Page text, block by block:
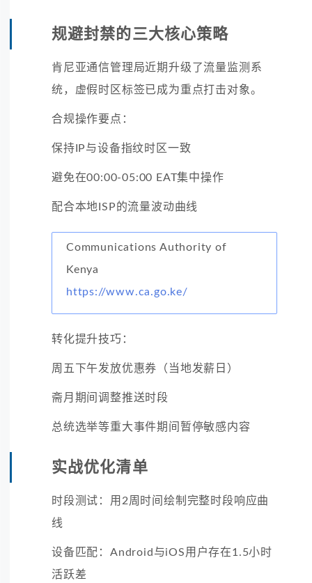
规避封禁的三大核心策略
肯尼亚通信管理局近期升级了流量监测系
统，虚假时区标签已成为重点打击对象。
合规操作要点：
保持IP与设备指纹时区一致
避免在00:00-05:00 EAT集中操作
配合本地ISP的流量波动曲线
Communications Authority of
Kenya
https://www.ca.go.ke/
转化提升技巧：
周五下午发放优惠券（当地发薪日）
斋月期间调整推送时段
总统选举等重大事件期间暂停敏感内容
实战优化清单
时段测试：用2周时间绘制完整时段响应曲
线
设备匹配：Android与iOS用户存在1.5小时
活跃差